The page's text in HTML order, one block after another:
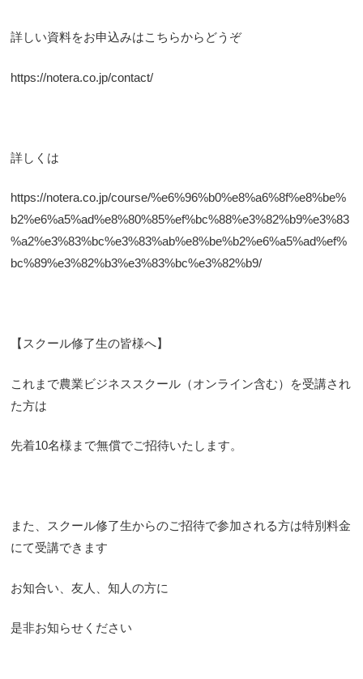
詳しい資料をお申込みはこちらからどうぞ
https://notera.co.jp/contact/
詳しくは
https://notera.co.jp/course/%e6%96%b0%e8%a6%8f%e8%be%
b2%e6%a5%ad%e8%80%85%ef%bc%88%e3%82%b9%e3%83
%a2%e3%83%bc%e3%83%ab%e8%be%b2%e6%a5%ad%ef%
bc%89%e3%82%b3%e3%83%bc%e3%82%b9/
【スクール修了生の皆様へ】
これまで農業ビジネススクール（オンライン含む）を受講され
た方は
先着10名様まで無償でご招待いたします。
また、スクール修了生からのご招待で参加される方は特別料金
にて受講できます
お知合い、友人、知人の方に
是非お知らせください